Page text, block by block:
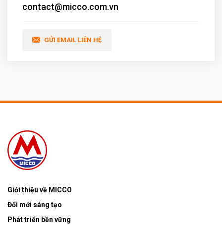
contact@micco.com.vn
GỬI EMAIL LIÊN HỆ
Giới thiệu về MICCO
Đổi mới sáng tạo
Phát triển bền vững